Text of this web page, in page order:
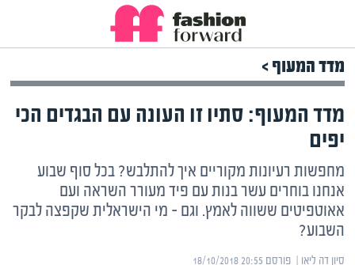
מדד המעוף >
מדד המעוף: סתיו זו העונה עם הבגדים הכי
יפים
מחפשות רעיונות מקוריים איך להתלבש? בכל סוף שבוע
אנחנו בוחרים עשר בנות עם פיד מעורר השראה ועם
אאוטפיטים ששווה לאמץ. וגם – מי הישראלית שקפצה לבקר
השבוע?
סיון דה ליאו | ‏פורסם ‎18/10/2018 20:55